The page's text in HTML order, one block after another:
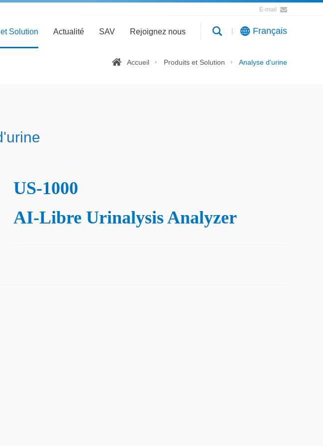
E-mail
Français
Solution Actualité SAV Rejoignez nous
Accueil Produits et Solution Analyse d'urine
US-1000
AI-Libre Urinalysis Analyzer